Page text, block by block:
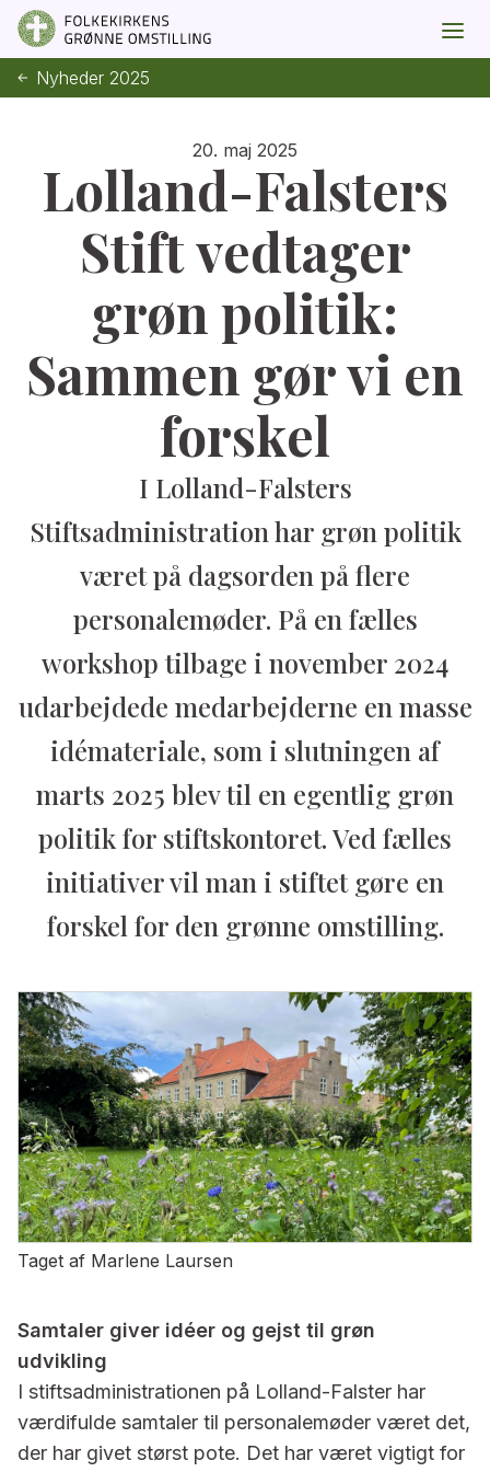
Nyheder 2025
20. maj 2025
Lolland-Falsters
Stift vedtager
grøn politik:
Sammen gør vi en
forskel
I Lolland-Falsters
Stiftsadministration har grøn politik
været på dagsorden på flere
personalemøder. På en fælles
workshop tilbage i november 2024
udarbejdede medarbejderne en masse
idémateriale, som i slutningen af
marts 2025 blev til en egentlig grøn
politik for stiftskontoret. Ved fælles
initiativer vil man i stiftet gøre en
forskel for den grønne omstilling.
Taget af Marlene Laursen
Samtaler giver idéer og gejst til grøn
udvikling
I stiftsadministrationen på Lolland-Falster har
værdifulde samtaler til personalemøder været det,
der har givet størst pote. Det har været vigtigt for